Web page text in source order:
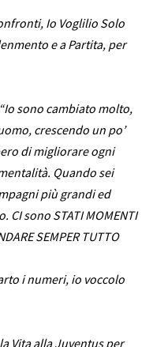
Io Voglilio Solo
e a Partita, per
“Io sono cambiato molto,
crescendo un po’
di migliorare ogni
Quando sei
più grandi ed
CI sono STATI MOMENTI
SEMPER TUTTO
i numeri, io voccolo
Vita alla Juventus per